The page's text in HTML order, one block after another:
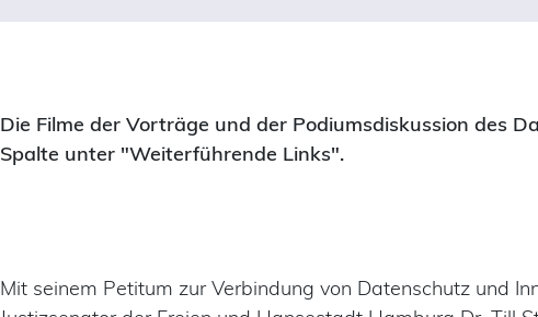
Die Filme der Vorträge und der Podiumsdiskussion des
Spalte unter "Weiterführende Links".
Mit seinem Petitum zur Verbindung von Datenschutz und